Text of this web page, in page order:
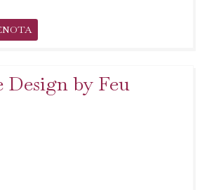
Design by Feu